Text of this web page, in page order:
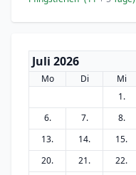
Juli 2026
Mo Di Mi
1.
6.
7. 8.
13.
14. 15.
20.
21. 22.